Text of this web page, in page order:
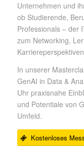
Unternehmen und
ob Studierende,
Professionals – der
zum Networking,
In unserer
GenAI in Data &
Uhr praxisnahe
und Potentiale von
Umfeld.
Kostenloses